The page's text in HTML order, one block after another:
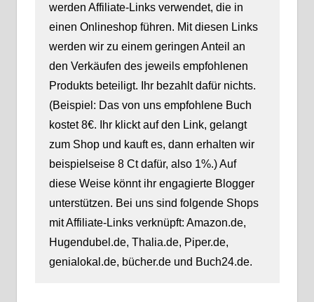
werden Affiliate-Links verwendet, die in
einen Onlineshop führen. Mit diesen Links
werden wir zu einem geringen Anteil an
den Verkäufen des jeweils empfohlenen
Produkts beteiligt. Ihr bezahlt dafür nichts.
(Beispiel: Das von uns empfohlene Buch
kostet 8€. Ihr klickt auf den Link, gelangt
zum Shop und kauft es, dann erhalten wir
beispielseise 8 Ct dafür, also 1%.) Auf
diese Weise könnt ihr engagierte Blogger
unterstützen. Bei uns sind folgende Shops
mit Affiliate-Links verknüpft: Amazon.de,
Hugendubel.de, Thalia.de, Piper.de,
genialokal.de, bücher.de und Buch24.de.